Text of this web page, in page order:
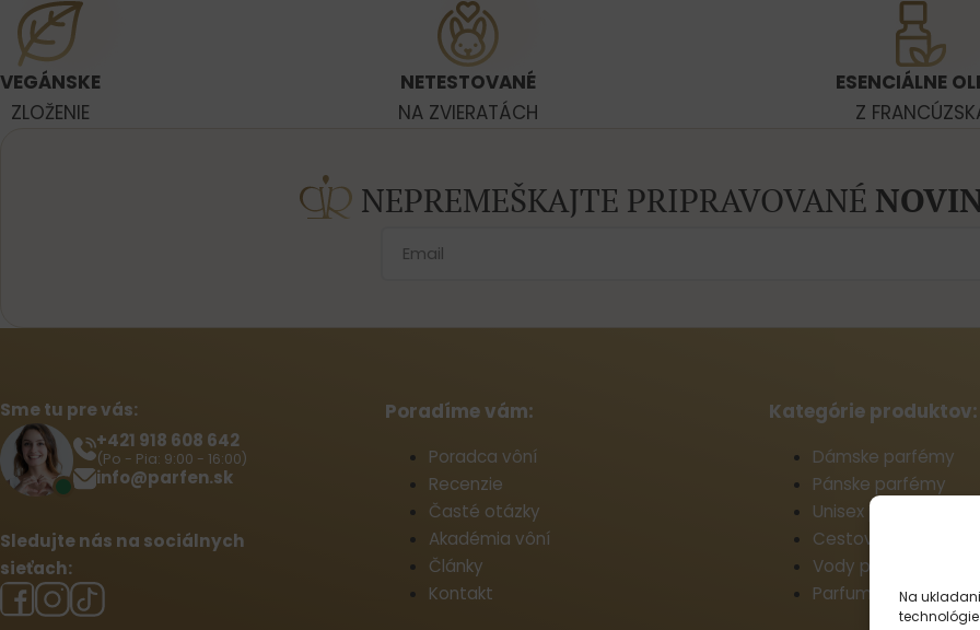
Na
VEGÁNSKE
ZLOŽENIE
NETESTOVANÉ
NA ZVIERATÁCH
ESENCIÁLNE
Z
NEPREMEŠKAJTE PRIPRAVOVANÉ
Sme tu pre vás:
+421 918 608 642‬
(Po - Pia: 9:00 - 16:00)
info@parfen.sk
Sledujte nás na sociálnych
sieťach:
Poradíme vám:
Poradca vôní
Recenzie
Časté otázky
Akadémia vôní
Články
Kontakt
Kategórie produktov:
Dámske parfémy
Pánske parfémy
Unisex parfémy
Cestovné parfémy
Vody po holení
Parfumy do prania